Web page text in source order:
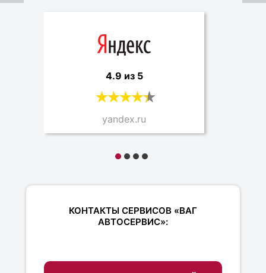
4.9 из 5
yandex.ru
КОНТАКТЫ СЕРВИСОВ «ВАГ
АВТОСЕРВИС»: